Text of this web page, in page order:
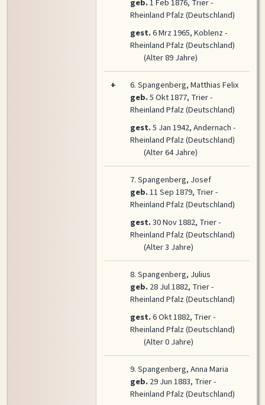
geb.1 Feb 1876, Trier -
Rheinland Pfalz (Deutschland)
gest.6 Mrz 1965, Koblenz -
Rheinland Pfalz (Deutschland)
(Alter 89 Jahre)
+ 6.Spangenberg, Matthias Felix
geb.5 Okt 1877, Trier -
Rheinland Pfalz (Deutschland)
gest.5 Jan 1942, Andernach -
Rheinland Pfalz (Deutschland)
(Alter 64 Jahre)
7.Spangenberg, Josef
geb.11 Sep 1879, Trier -
Rheinland Pfalz (Deutschland)
gest.30 Nov 1882, Trier -
Rheinland Pfalz (Deutschland)
(Alter 3 Jahre)
8.Spangenberg, Julius
geb.28 Jul 1882, Trier -
Rheinland Pfalz (Deutschland)
gest.6 Okt 1882, Trier -
Rheinland Pfalz (Deutschland)
(Alter 0 Jahre)
9.Spangenberg, Anna Maria
geb.29 Jun 1883, Trier -
Rheinland Pfalz (Deutschland)